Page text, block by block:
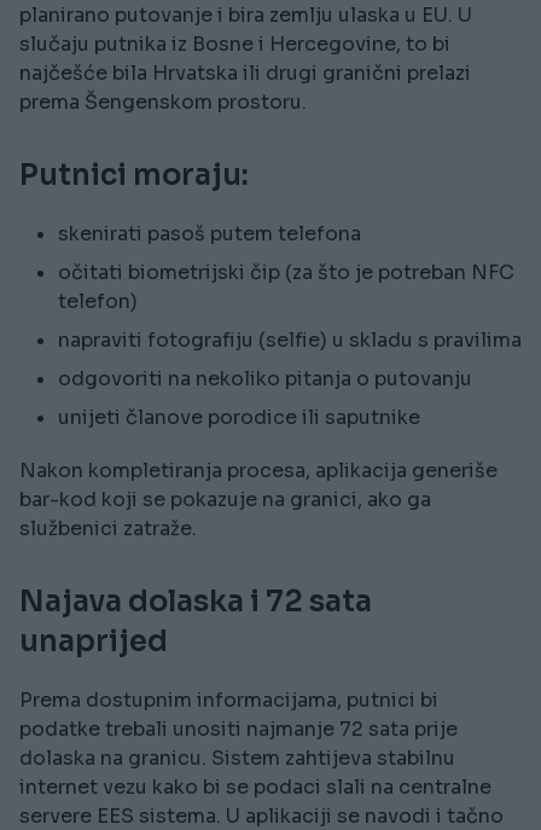
planirano putovanje i bira zemlju ulaska u EU. U
slučaju putnika iz Bosne i Hercegovine, to bi
najčešće bila Hrvatska ili drugi granični prelazi
prema Šengenskom prostoru.
Putnici moraju:
skenirati pasoš putem telefona
očitati biometrijski čip (za što je potreban NFC
telefon)
napraviti fotografiju (selfie) u skladu s pravilima
odgovoriti na nekoliko pitanja o putovanju
unijeti članove porodice ili saputnike
Nakon kompletiranja procesa, aplikacija generiše
bar-kod koji se pokazuje na granici, ako ga
službenici zatraže.
Najava dolaska i 72 sata
unaprijed
Prema dostupnim informacijama, putnici bi
podatke trebali unositi najmanje 72 sata prije
dolaska na granicu. Sistem zahtijeva stabilnu
internet vezu kako bi se podaci slali na centralne
servere EES sistema. U aplikaciji se navodi i tačno